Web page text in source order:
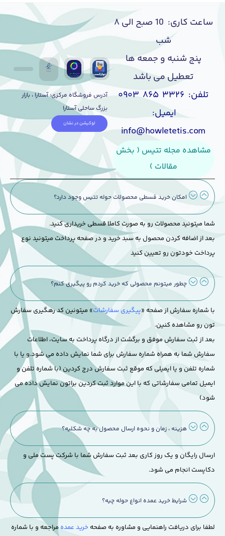
ساعت کاری: 10 صبح الی ۸
شب
پنج شنبه و جمعه ها
تعطیل می باشد
تلفن: ۳۳۲۶ ۸۶۵ ۰۹۰۳
ایمیل:
info@howletetis.com
مشاهده مجله تتیس ( بخش
مقالات )
آدرس فروشگاه مرکزی: آستارا ، بازار
بزرگ ساحلی آستارا
لوکیشن در نشان
امکان خرید قسطی محصولات حوله تتیس وجود دارد؟
شما میتونید محصولات رو به صورت کاملا قسطی خریداری کنید.
بعد از اضافه کردن محصول به سبد خرید و در صفحه پرداخت میتونید نوع
پرداخت خودتون رو تعیین کنید
چطور میتونم محصولی که خرید کردم رو پیگیری کنم؟
با شماره سفارش از صفحه «پیگیری سفارشات» میتونین کد رهگیری سفارش
تون رو مشاهده کنین.
بعد از ثبت سفارش موفق و برگشت از درگاه پرداخت به سایت، اطلاعات
سفارش شما به همراه شماره سفارش برای شما نمایش داده می شود.و یا با
شماره تلفن و یا ایمیلی که موقع ثبت سفارش درج کردین (با شماره تلفن و
ایمیل تمامی سفارشاتی که با این موارد ثبت کردین براتون نمایش داده می
شود)
هزینه ، زمان و نحوه ارسال محصول به چه شکلیه؟
ارسال رایگان و یک روز کاری بعد ثبت سفارش شما با شرکت پست ملی و
دکاپست انجام می شود.
شرایط خرید عمده انواع حوله چیه؟
لطفا برای دریافت راهنمایی و مشاوره به صفحه خرید عمده مراجعه و با شماره